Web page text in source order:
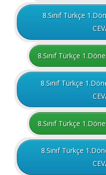
8.Sınıf Türkçe
8.Sınıf Türkçe
8.Sınıf Türkçe
8.Sınıf Türkçe
8.Sınıf Türkçe